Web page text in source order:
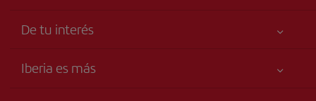
De tu interés
Accesibilidad
Iberia es más